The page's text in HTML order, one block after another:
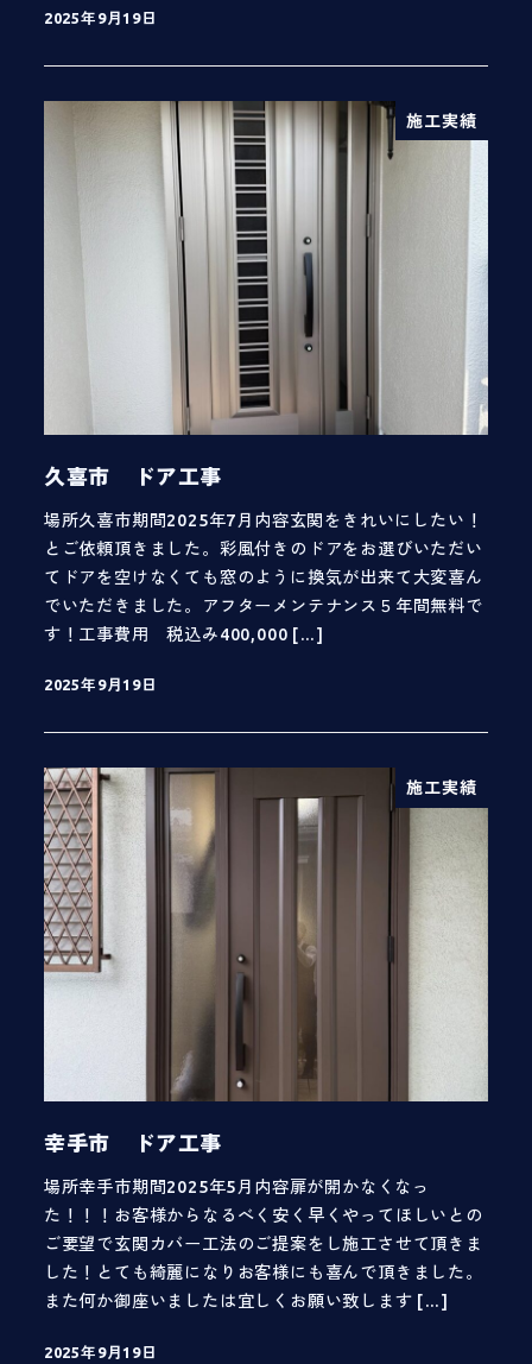
投稿日
2025年9月19日
施工実績
久喜市 ドア工事
場所久喜市期間2025年7月内容玄関をきれいにしたい！
とご依頼頂きました。彩風付きのドアをお選びいただい
てドアを空けなくても窓のように換気が出来て大変喜ん
でいただきました。アフターメンテナンス５年間無料で
す！工事費用 税込み400,000 […]
投稿日
2025年9月19日
施工実績
幸手市 ドア工事
場所幸手市期間2025年5月内容扉が開かなくなっ
た！！！お客様からなるべく安く早くやってほしいとの
ご要望で玄関カバー工法のご提案をし施工させて頂きま
した！とても綺麗になりお客様にも喜んで頂きました。
また何か御座いましたは宜しくお願い致します […]
2025年9月19日